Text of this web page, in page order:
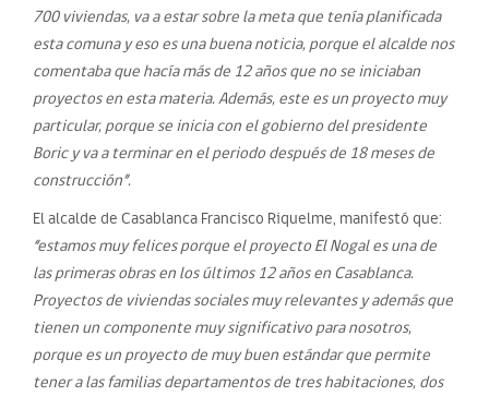
700 viviendas, va a estar sobre la meta que tenía planificada
esta comuna y eso es una buena noticia, porque el alcalde nos
comentaba que hacía más de 12 años que no se iniciaban
proyectos en esta materia. Además, este es un proyecto muy
particular, porque se inicia con el gobierno del presidente
Boric y va a terminar en el periodo después de 18 meses de
construcción”.
El alcalde de Casablanca Francisco Riquelme, manifestó que:
“estamos muy felices porque el proyecto El Nogal es una de
las primeras obras en los últimos 12 años en Casablanca.
Proyectos de viviendas sociales muy relevantes y además que
tienen un componente muy significativo para nosotros,
porque es un proyecto de muy buen estándar que permite
tener a las familias departamentos de tres habitaciones, dos